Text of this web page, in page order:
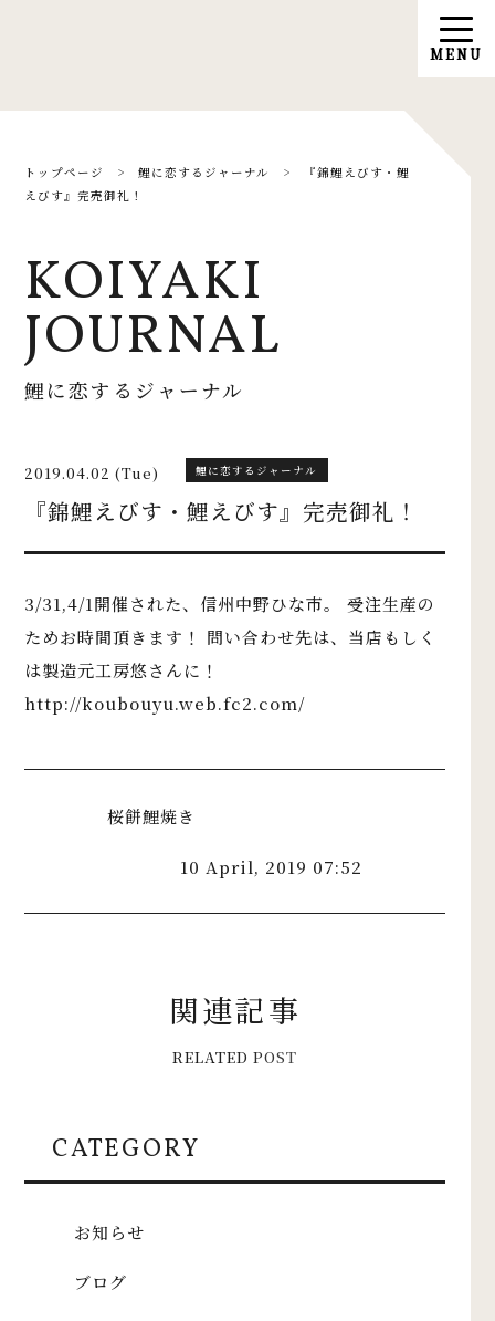
トップページ >鯉に恋するジャーナル >
『錦鯉えびす・鯉
えびす』完売御礼！
KOIYAKI
JOURNAL
鯉に恋するジャーナル
2019.04.02 (Tue) 鯉に恋するジャーナル
『錦鯉えびす・鯉えびす』完売御礼！
3/31,4/1開催された、信州中野ひな市。 受注生産の
ためお時間頂きます！ 問い合わせ先は、当店もしく
は製造元工房悠さんに！
http://koubouyu.web.fc2.com/
桜餅鯉焼き
10 April, 2019 07:52
関連記事
RELATED POST
CATEGORY
お知らせ
ブログ